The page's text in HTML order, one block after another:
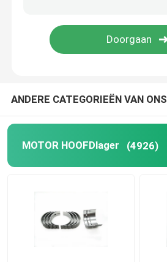
zuigerveer ingesteld
Aircompressor zuigerringen
Oliebeheersringen
ANDERE CATEGORIEËN VAN ONS
MOTOR HOOFDlager (4926)